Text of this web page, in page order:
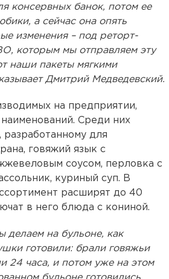
консервных банок, потом ее
а сейчас она опять
изменения – под реторт-
которым мы отправляем эту
наши пакеты мягкими
Дмитрий Медведевский.
на предприятии,
Среди них
разработанному для
говяжий язык с
соусом, перловка с
куриный суп. В
расширят до 40
в него блюда с кониной.
делаем на бульоне, как
готовили: брали говяжьи
24 часа, и потом уже на этом